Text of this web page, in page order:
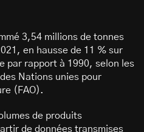
3,54 millions de tonnes
en hausse de 11 % sur
par rapport à 1990, selon les
Nations unies pour
(FAO).
de produits
de données transmises